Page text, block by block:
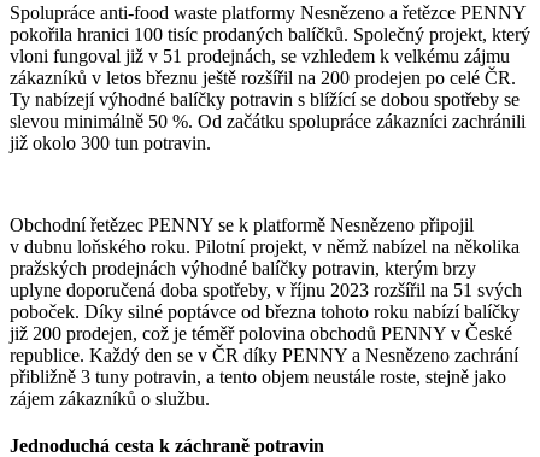
Spolupráce anti-food waste platformy Nesnězeno a řetězce PENNY
pokořila hranici 100 tisíc prodaných balíčků. Společný projekt, který
vloni fungoval již v 51 prodejnách, se vzhledem k velkému zájmu
zákazníků v letos březnu ještě rozšířil na 200 prodejen po celé ČR.
Ty nabízejí výhodné balíčky potravin s blížící se dobou spotřeby se
slevou minimálně 50 %. Od začátku spolupráce zákazníci zachránili
již okolo 300 tun potravin.
Obchodní řetězec PENNY se k platformě Nesnězeno připojil
v dubnu loňského roku. Pilotní projekt, v němž nabízel na několika
pražských prodejnách výhodné balíčky potravin, kterým brzy
uplyne doporučená doba spotřeby, v říjnu 2023 rozšířil na 51 svých
poboček. Díky silné poptávce od března tohoto roku nabízí balíčky
již 200 prodejen, což je téměř polovina obchodů PENNY v České
republice. Každý den se v ČR díky PENNY a Nesnězeno zachrání
přibližně 3 tuny potravin, a tento objem neustále roste, stejně jako
zájem zákazníků o službu.
Jednoduchá cesta k záchraně potravin